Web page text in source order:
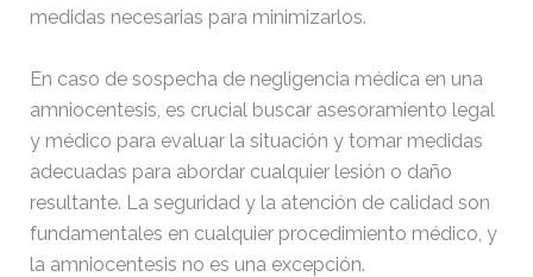
medidas necesarias para minimizarlos.
En caso de sospecha de negligencia médica en una
amniocentesis, es crucial buscar asesoramiento legal
y médico para evaluar la situación y tomar medidas
adecuadas para abordar cualquier lesión o daño
resultante. La seguridad y la atención de calidad son
fundamentales en cualquier procedimiento médico, y
la amniocentesis no es una excepción.